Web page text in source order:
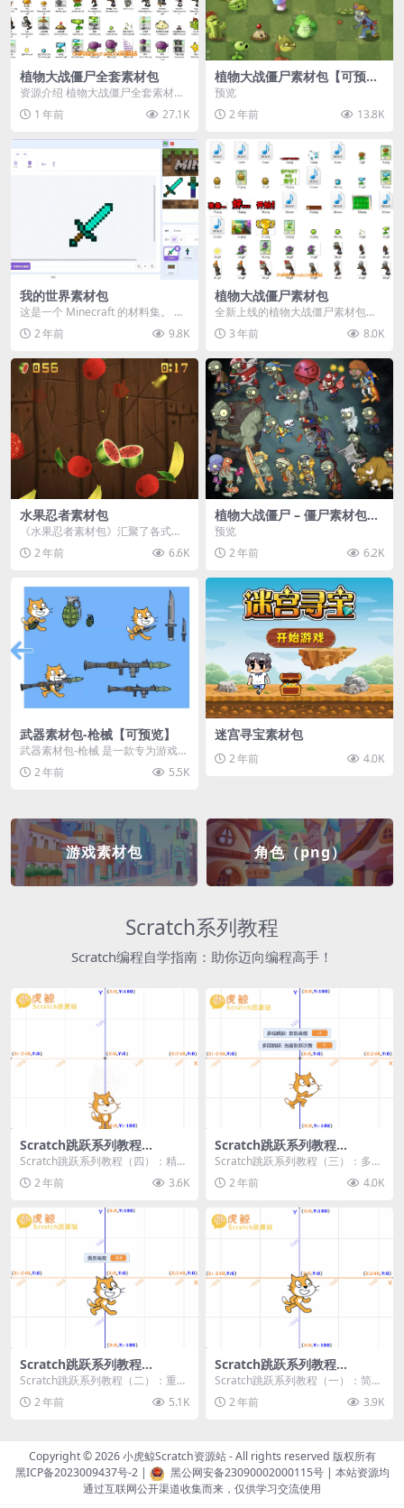
植物大战僵尸全套素材包
资源介绍 植物大战僵尸全套素材
包，包含227个丰富多样的素材，
涵盖角色、背景、动...
1 年前 27.1K
植物大战僵尸素材包【可预
览】
预览
2 年前
13.8K
我的世界素材包
这是一个 Minecraft 的材料集。 操
作方法如下： 工具 → 右箭头 怪物...
2 年前 9.8K
植物大战僵尸素材包
全新上线的植物大战僵尸素材包，
内含48个精选资源，涵盖角色、场
景、音效等多样内容...
3 年前 8.0K
水果忍者素材包
《水果忍者素材包》汇聚了各式鲜
美诱人的水果图像与清脆悦耳的切
割音效，专为追求极致...
2 年前 6.6K
植物大战僵尸 – 僵尸素材包
【可预览】
预览
2 年前
6.2K
武器素材包-枪械【可预览】
武器素材包-枪械 是一款专为游戏开
发者和创作者设计的素材包，包含
多种高质量的枪械...
2 年前 5.5K
迷宫寻宝素材包
2 年前 4.0K
游戏素材包 角色（png）
Scratch系列教程
Scratch编程自学指南：助你迈向编程高手！
Scratch跳跃系列教程
（四）：精准着陆
Scratch跳跃系列教程（四）：精准
着陆 作者：小虎鲸Scratch资源站
... 2 年前 3.6K
Scratch跳跃系列教程
（三）：多段跳跃
Scratch跳跃系列教程（三）：多段
跳跃 作者：小虎鲸Scratch资源站
连...2 年前 4.0K
Scratch跳跃系列教程
（二）：重力跳跃
Scratch跳跃系列教程（二）：重力
跳跃 作者：小虎鲸Scratch资源站
按...2 年前 5.1K
Scratch跳跃系列教程
（一）：简单跳跃
Scratch跳跃系列教程（一）：简单
跳跃 作者：小虎鲸Scratch资源站
按...2 年前 3.9K
Copyright © 2026小虎鲸Scratch资源站- All rights reserved 版权所有
黑ICP备2023009437号-2| 黑公网安备23090002000115号| 本站资源均
通过互联网公开渠道收集而来，仅供学习交流使用